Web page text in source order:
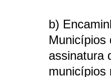
b)
Municípios
assinatura
municípios